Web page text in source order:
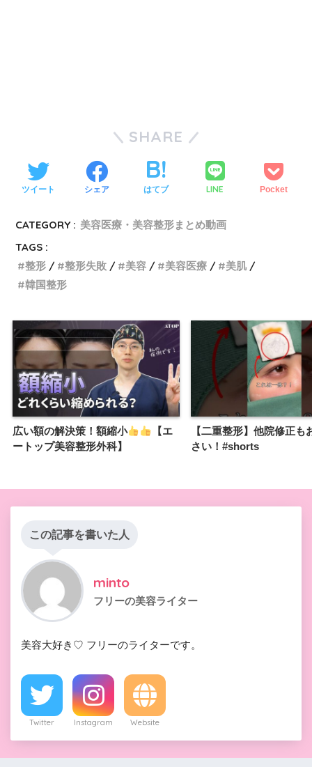
SHARE
ツイート シェア はてブ LINE Pocket
CATEGORY : 美容医療・美容整形まとめ動画
TAGS :
整形
整形失敗 美容 美容医療
美肌
韓国整形
広い額の解決策！額縮小
【エ
ートップ美容整形外科】
【二重整形】他院修正も
さい！#shorts
この記事を書いた人
minto
フリーの美容ライター
美容大好き♡ フリーのライターです。
Twitter Instagram Website